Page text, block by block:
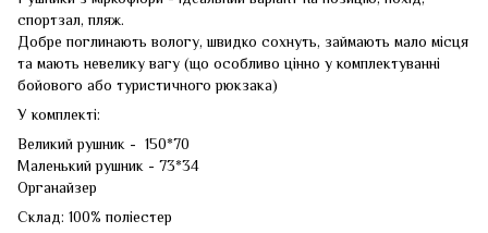
спортзал, пляж.
Добре поглинають вологу, швидко сохнуть, займають мало місця
та мають невелику вагу (що особливо цінно у комплектуванні
бойового або туристичного рюкзака)
У комплекті:
Великий рушник - 150*70
Маленький рушник - 73*34
Органайзер
Склад: 100% поліестер